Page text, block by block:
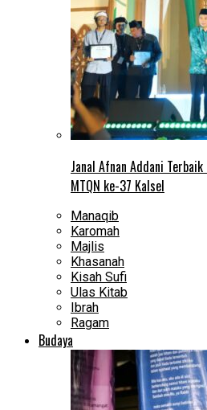
Janal Afnan Addani
MTQN ke-37 Kalsel
Manaqib
Karomah
Majlis
Khasanah
Kisah Sufi
Ulas Kitab
Ibrah
Ragam
Budaya